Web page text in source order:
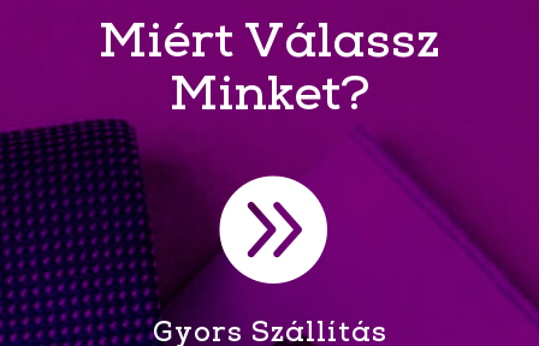
Miért Válassz
Minket?

Gyors Szállítás